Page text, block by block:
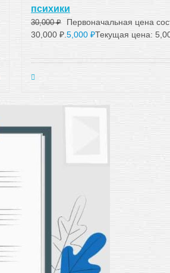
психики
30,000₽
Первоначальная цена
30,000 ₽. 5,000 ₽Текущая цена: